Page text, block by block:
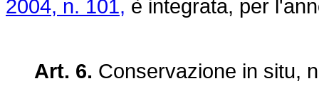
2004, n. 101, è integrata, per
Art. 6. Conservazione in situ,